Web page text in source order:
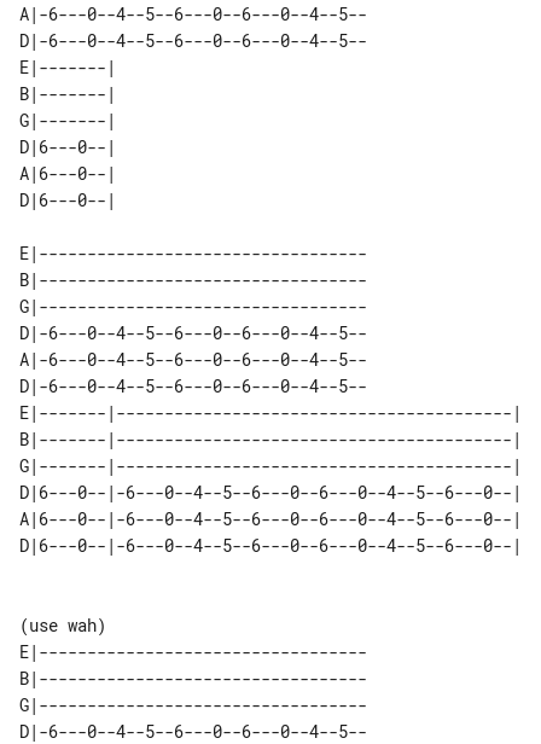
A|-6---0--4--5--6---0--6---0--4--5--
D|-6---0--4--5--6---0--6---0--4--5--
E|-------|
B|-------|
G|-------|
D|6---0--|
A|6---0--|
E|----------------------------------
B|----------------------------------
G|----------------------------------
D|-6---0--4--5--6---0--6---0--4--5--
A|-6---0--4--5--6---0--6---0--4--5--
D|-6---0--4--5--6---0--6---0--4--5--
E|-------|-----------------------------------------|
B|-------|-----------------------------------------|
G|-------|-----------------------------------------|
D|6---0--|-6---0--4--5--6---0--6---0--4--5--6---0--|
A|6---0--|-6---0--4--5--6---0--6---0--4--5--6---0--|
(use wah)
E|----------------------------------
B|----------------------------------
G|----------------------------------
D|-6---0--4--5--6---0--6---0--4--5--